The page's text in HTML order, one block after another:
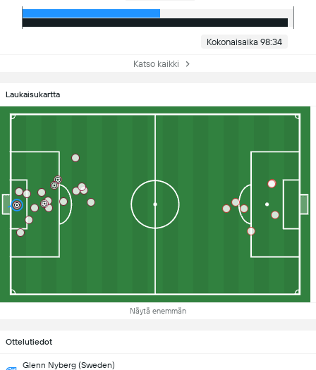
Kokonaisaika 98:34
Katso kaikki
Laukaisukartta
Näytä enemmän
Ottelutiedot
Glenn Nyberg (Sweden)